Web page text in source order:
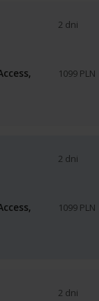
2 dni
1099 PLN
2 dni
1099 PLN
2 dni